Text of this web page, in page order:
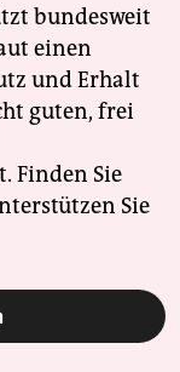
bundesweit
einen
und Erhalt
guten, frei
Finden Sie
Sie